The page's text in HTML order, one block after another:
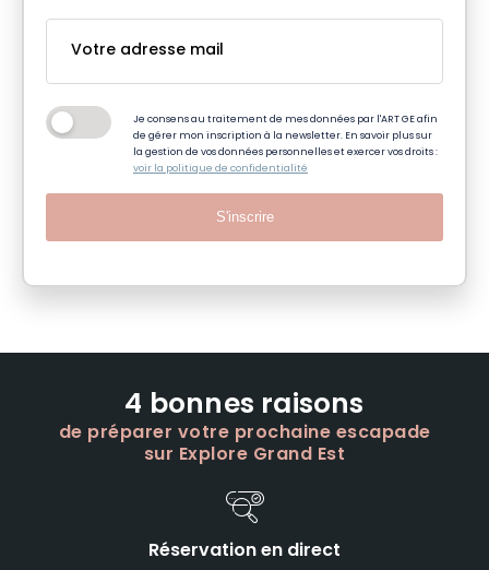
Je consens au traitement de mes données par l'ART GE afin
de gérer mon inscription à la newsletter. En savoir plus sur
la gestion de vos données personnelles et exercer vos droits :
voir la politique de confidentialité
S'inscrire
4 bonnes raisons
de préparer votre prochaine escapade
sur Explore Grand Est
Réservation en direct